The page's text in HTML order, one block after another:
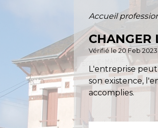
Accueil
CHANGER
Vérifié le 20 Feb
L'entreprise
son existence,
accomplies.